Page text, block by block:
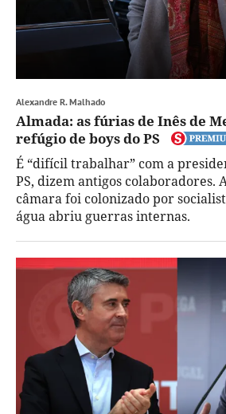
Alexandre R. Malhado
Almada: as fúrias de Inês de
refúgio de boys do PS
É “difícil trabalhar” com a
PS, dizem antigos colaboradores.
câmara foi colonizado por
água abriu guerras internas.